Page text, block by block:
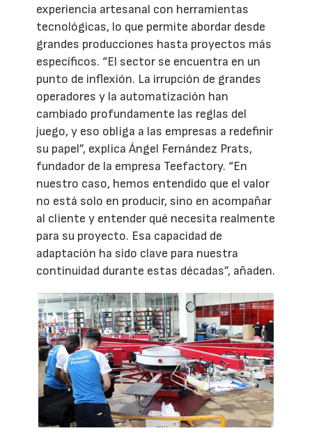
experiencia artesanal con herramientas
tecnológicas, lo que permite abordar desde
grandes producciones hasta proyectos más
específicos. “El sector se encuentra en un
punto de inflexión. La irrupción de grandes
operadores y la automatización han
cambiado profundamente las reglas del
juego, y eso obliga a las empresas a redefinir
su papel”, explica Ángel Fernández Prats,
fundador de la empresa Teefactory. “En
nuestro caso, hemos entendido que el valor
no está solo en producir, sino en acompañar
al cliente y entender qué necesita realmente
para su proyecto. Esa capacidad de
adaptación ha sido clave para nuestra
continuidad durante estas décadas”, añaden.